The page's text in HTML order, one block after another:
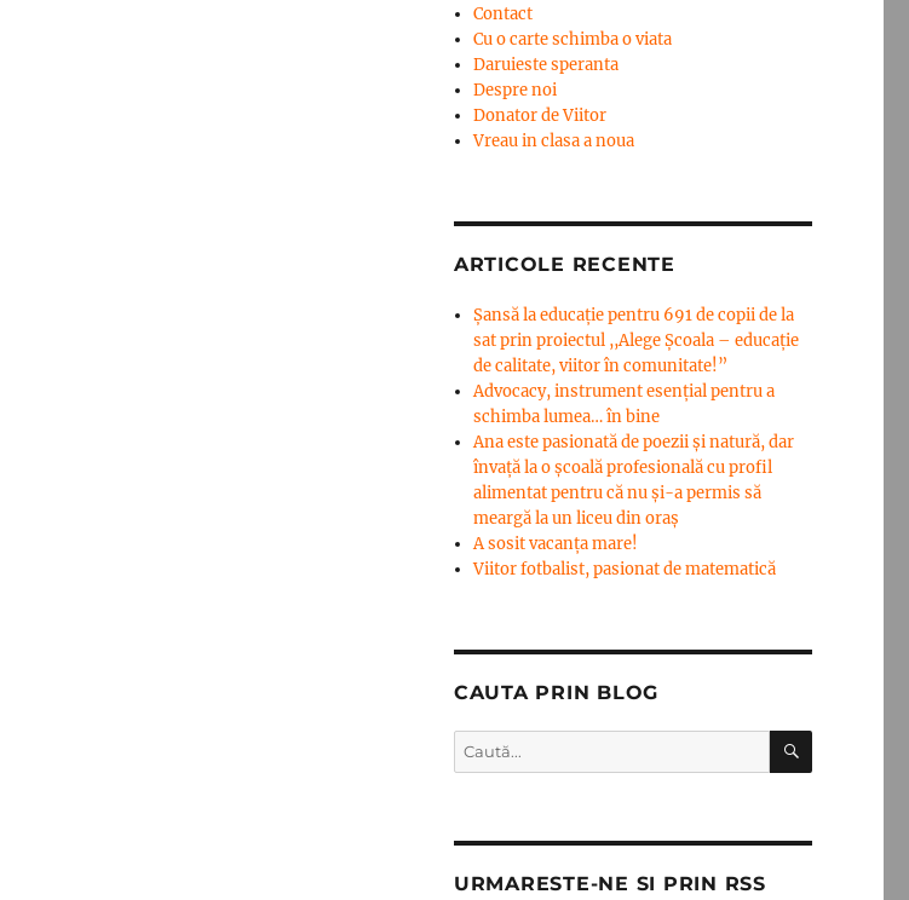
Contact
Cu o carte schimba o viata
Daruieste speranta
Despre noi
Donator de Viitor
Vreau in clasa a noua
ARTICOLE RECENTE
Șansă la educație pentru 691 de copii de la
sat prin proiectul ,,Alege Școala – educație
de calitate, viitor în comunitate!”
Advocacy, instrument esenţial pentru a
schimba lumea… în bine
Ana este pasionată de poezii și natură, dar
învață la o școală profesională cu profil
alimentat pentru că nu și-a permis să
meargă la un liceu din oraș
A sosit vacanța mare!
Viitor fotbalist, pasionat de matematică
CAUTA PRIN BLOG
Caută
după:
CĂUTARE
URMARESTE-NE SI PRIN RSS